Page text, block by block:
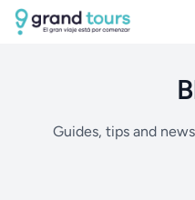
Guides, tips and